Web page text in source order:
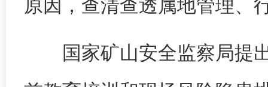
原因，查清查透属地管理、
国家矿山安全监察局提